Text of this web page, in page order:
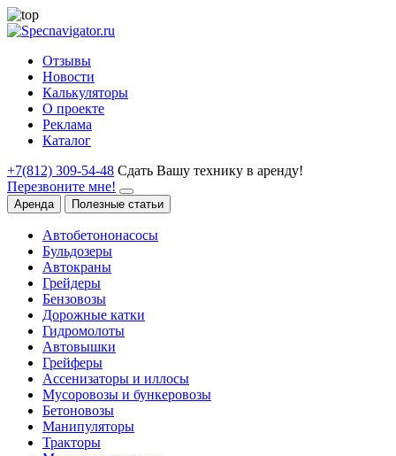
Отзывы
Новости
Калькуляторы
О проекте
Реклама
Каталог
+7(812) 309-54-48 Сдать Вашу технику в аренду!
Перезвоните мне!
Аренда Полезные статьи
Автобетононасосы
Бульдозеры
Автокраны
Грейдеры
Бензовозы
Дорожные катки
Гидромолоты
Автовышки
Грейферы
Ассенизаторы и иллосы
Мусоровозы и бункеровозы
Бетоновозы
Манипуляторы
Тракторы